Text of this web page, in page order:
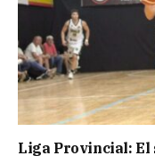
Liga Provincial: El